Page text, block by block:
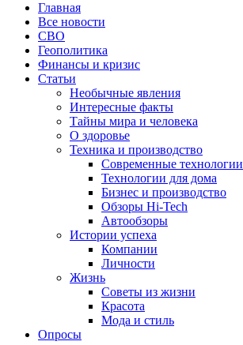
Главная
Все новости
СВО
Геополитика
Финансы и кризис
Статьи
Необычные явления
Интересные факты
Тайны мира и человека
О здоровье
Техника и производство
Современные технологии
Технологии для дома
Бизнес и производство
Обзоры Hi-Tech
Автообзоры
Истории успеха
Компании
Личности
Жизнь
Советы из жизни
Красота
Мода и стиль
Опросы